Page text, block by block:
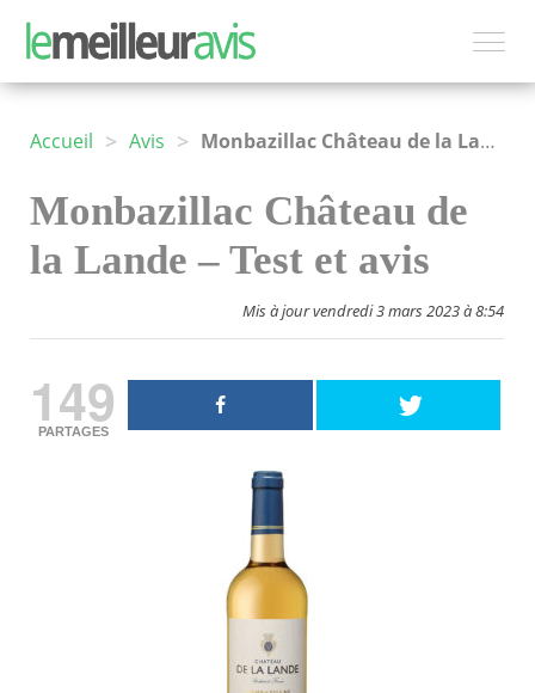
Accueil > Avis > Monbazillac Château de la Lande
Monbazillac Château de
la Lande – Test et avis
Mis à jour vendredi 3 mars 2023 à 8:54
149
PARTAGES